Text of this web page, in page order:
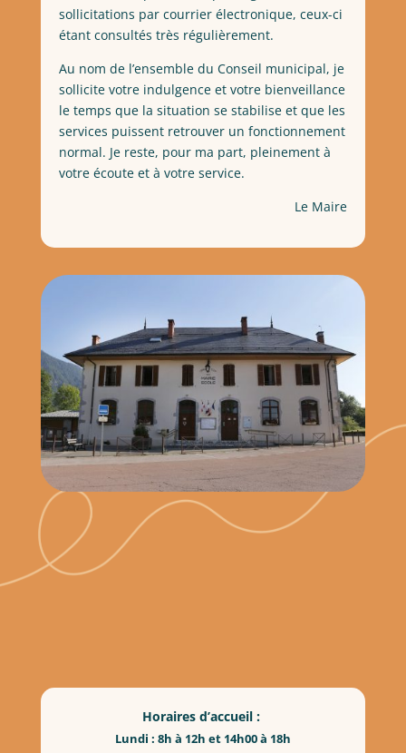
sollicitations par courrier électronique, ceux-ci
étant consultés très régulièrement.
Au nom de l’ensemble du Conseil municipal, je
sollicite votre indulgence et votre bienveillance
le temps que la situation se stabilise et que les
services puissent retrouver un fonctionnement
normal. Je reste, pour ma part, pleinement à
votre écoute et à votre service.
Le Maire
Horaires d’accueil :
Lundi : 8h à 12h et 14h00 à 18h